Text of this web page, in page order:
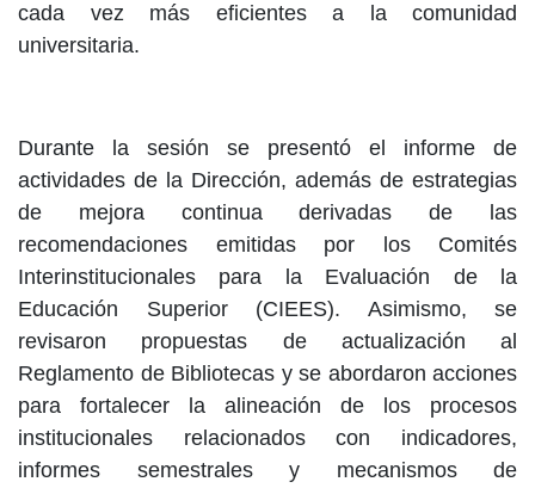
cada vez más eficientes a la comunidad
universitaria.
Durante la sesión se presentó el informe de
actividades de la Dirección, además de estrategias
de mejora continua derivadas de las
recomendaciones emitidas por los Comités
Interinstitucionales para la Evaluación de la
Educación Superior (CIEES). Asimismo, se
revisaron propuestas de actualización al
Reglamento de Bibliotecas y se abordaron acciones
para fortalecer la alineación de los procesos
institucionales relacionados con indicadores,
informes semestrales y mecanismos de